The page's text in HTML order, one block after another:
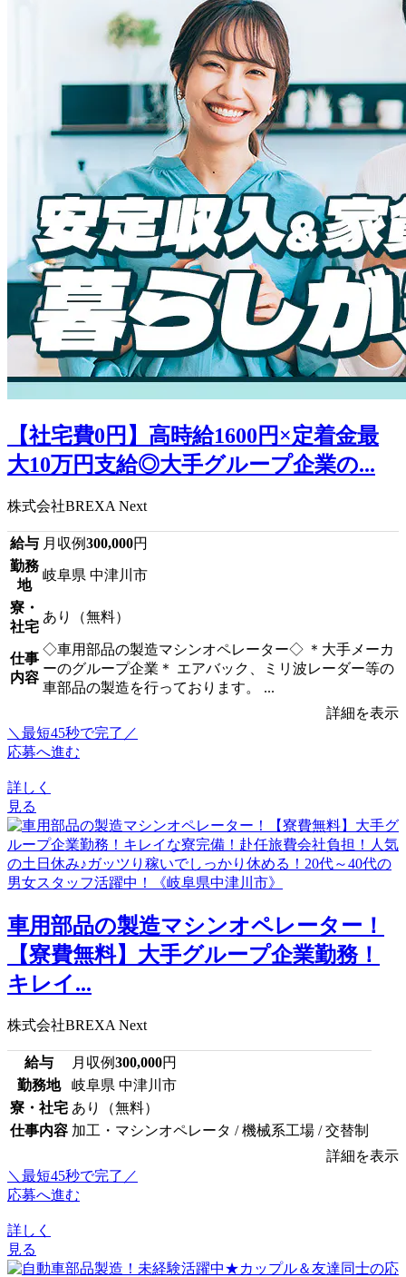
【社宅費0円】高時給1600円×定着金最
大10万円支給◎大手グループ企業の...
株式会社BREXA Next
給与 月収例300,000円
勤務
地
岐阜県 中津川市
寮・
社宅
あり（無料）
仕事
内容
◇車用部品の製造マシンオペレーター◇ ＊大手メーカ
ーのグループ企業＊ エアバック、ミリ波レーダー等の
車部品の製造を行っております。 ...
詳細を表示
＼最短45秒で完了／
応募へ進む
詳しく
見る
車用部品の製造マシンオペレーター！
【寮費無料】大手グループ企業勤務！
キレイ...
株式会社BREXA Next
給与 月収例300,000円
勤務地
岐阜県 中津川市
寮・社宅 あり（無料）
仕事内容 加工・マシンオペレータ / 機械系工場 / 交替制
詳細を表示
＼最短45秒で完了／
応募へ進む
詳しく
見る